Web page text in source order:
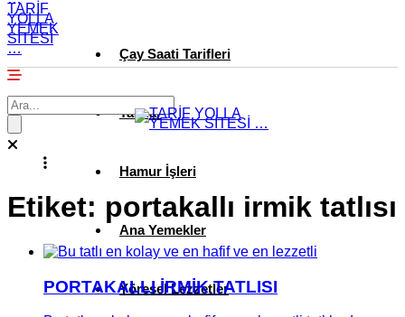
TARİF
YOLLA
YEMEK
SİTESİ
… Çay Saati Tarifleri
Tatlılar
Hamur İşleri
Ana Yemekler
Yöresel Lezzetler
Etiket: portakallı irmik tatlısı
PORTAKALLI İRMİK TATLISI